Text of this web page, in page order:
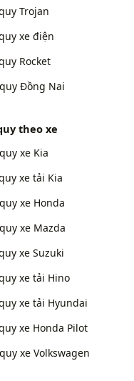
Trojan
xe điện
Rocket
Đồng Nai
theo xe
xe Kia
xe tải Kia
xe Honda
xe Mazda
xe Suzuki
xe tải Hino
xe tải Hyundai
xe Honda Pilot
xe Volkswagen